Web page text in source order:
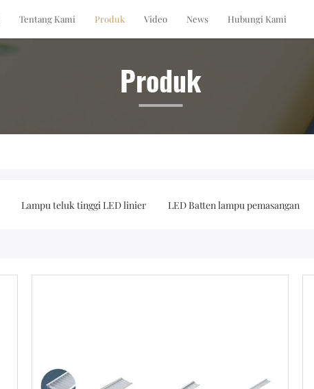
Tentang Kami Produk Video News Hubungi Kami
Produk
Lampu teluk tinggi LED linier LED Batten lampu pemasangan